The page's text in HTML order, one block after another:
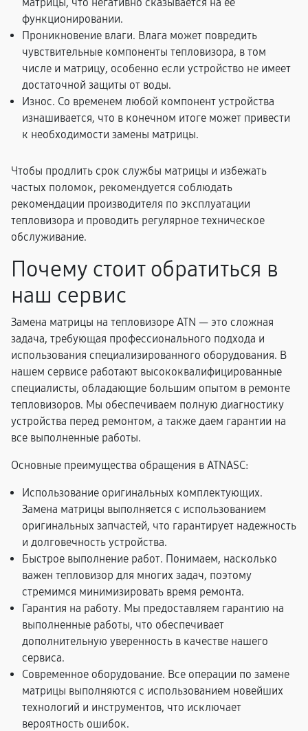
функционировании.
Проникновение влаги. Влага может повредить
чувствительные компоненты тепловизора, в том
числе и матрицу, особенно если устройство не имеет
достаточной защиты от воды.
Износ. Со временем любой компонент устройства
изнашивается, что в конечном итоге может привести
к необходимости замены матрицы.
Чтобы продлить срок службы матрицы и избежать
частых поломок, рекомендуется соблюдать
рекомендации производителя по эксплуатации
тепловизора и проводить регулярное техническое
обслуживание.
Почему стоит обратиться в
наш сервис
Замена матрицы на тепловизоре ATN — это сложная
задача, требующая профессионального подхода и
использования специализированного оборудования. В
нашем сервисе работают высококвалифицированные
специалисты, обладающие большим опытом в ремонте
тепловизоров. Мы обеспечиваем полную диагностику
устройства перед ремонтом, а также даем гарантии на
все выполненные работы.
Основные преимущества обращения в ATNASC:
Использование оригинальных комплектующих.
Замена матрицы выполняется с использованием
оригинальных запчастей, что гарантирует надежность
и долговечность устройства.
Быстрое выполнение работ. Понимаем, насколько
важен тепловизор для многих задач, поэтому
стремимся минимизировать время ремонта.
Гарантия на работу. Мы предоставляем гарантию на
выполненные работы, что обеспечивает
дополнительную уверенность в качестве нашего
сервиса.
Современное оборудование. Все операции по замене
матрицы выполняются с использованием новейших
технологий и инструментов, что исключает
вероятность ошибок.